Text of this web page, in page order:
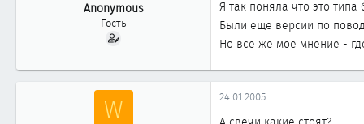
Anonymous
Гость
Я так поняла что это
Были еще версии по
Но все же мое мнение -
W 24.01.2005